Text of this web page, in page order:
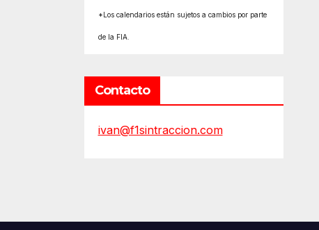
*Los calendarios están sujetos a cambios por parte
de la FIA.
Contacto
ivan@f1sintraccion.com